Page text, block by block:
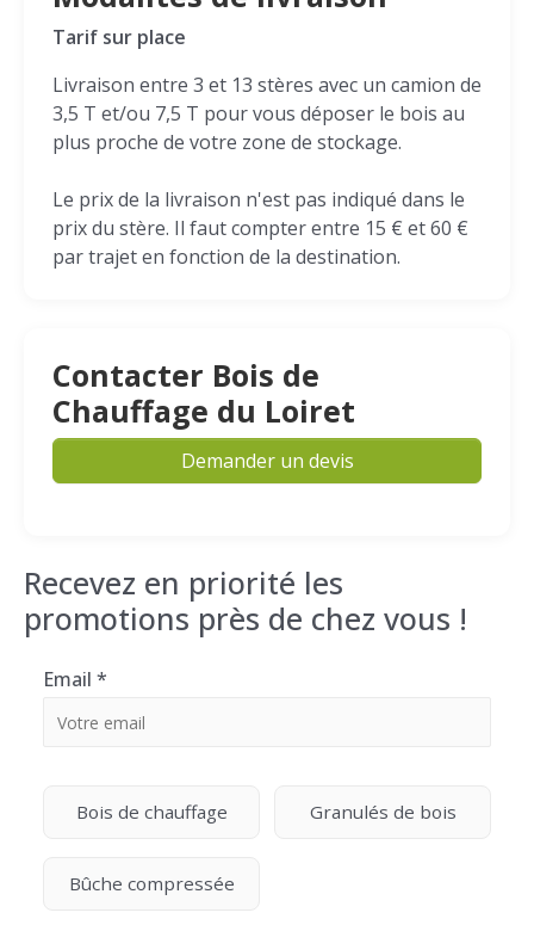
Tarif sur place
Livraison entre 3 et 13 stères avec un camion de
3,5 T et/ou 7,5 T pour vous déposer le bois au
plus proche de votre zone de stockage.
Le prix de la livraison n'est pas indiqué dans le
prix du stère. Il faut compter entre 15 € et 60 €
par trajet en fonction de la destination.
Contacter Bois de
Chauffage du Loiret
Demander un devis
Recevez en priorité les
promotions près de chez vous !
Email *
Bois de chauffage Granulés de bois
Bûche compressée